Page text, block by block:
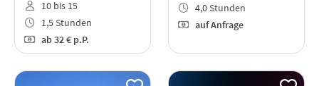
10 bis 15
1,5 Stunden
ab32 € p.P.
4,0 Stunden
auf Anfrage